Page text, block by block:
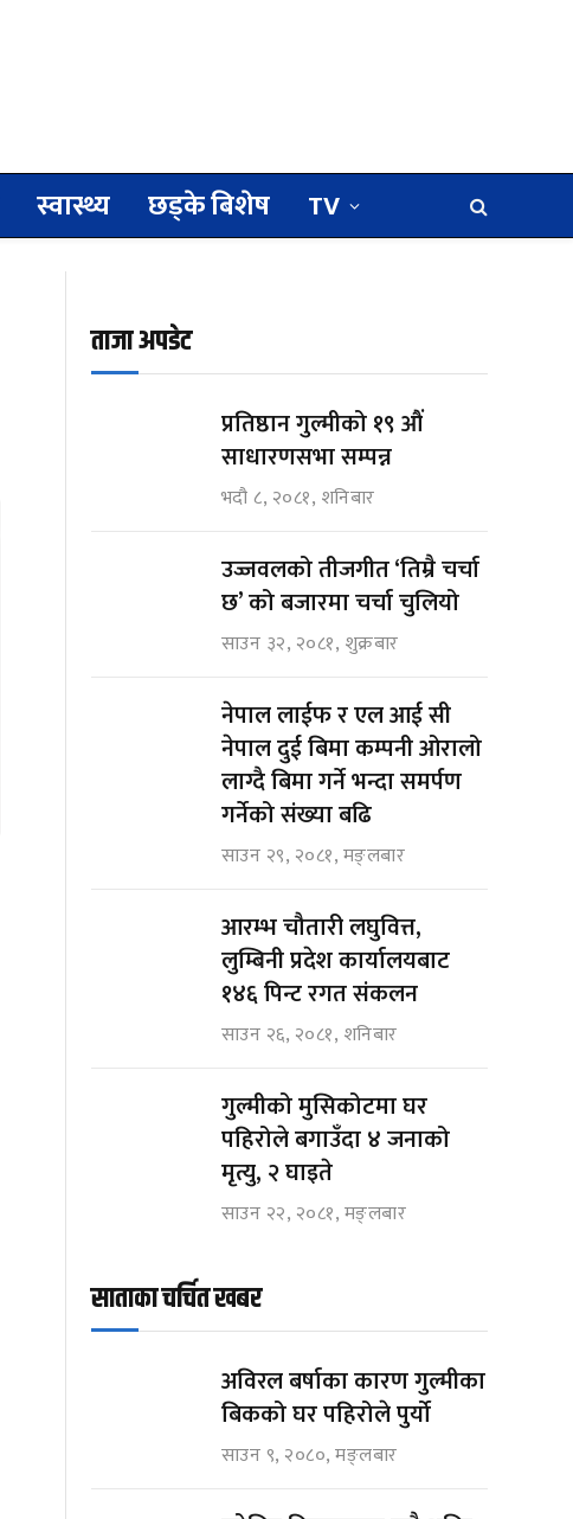
स्वास्थ्य छड्के बिशेष TV
ताजा अपडेट
प्रतिष्ठान गुल्मीको १९ औं
साधारणसभा सम्पन्न
भदौ ८, २०८१, शनिबार
उज्जवलको तीजगीत ‘तिम्रै चर्चा
छ’ को बजारमा चर्चा चुलियो
साउन ३२, २०८१, शुक्रबार
नेपाल लाईफ र एल आई सी
नेपाल दुई बिमा कम्पनी ओरालो
लाग्दै बिमा गर्ने भन्दा समर्पण
गर्नेको संख्या बढि
साउन २९, २०८१, मङ्लबार
आरम्भ चौतारी लघुवित्त,
लुम्बिनी प्रदेश कार्यालयबाट
१४६ पिन्ट रगत संकलन
साउन २६, २०८१, शनिबार
गुल्मीको मुसिकोटमा घर
पहिरोले बगाउँदा ४ जनाको
मृत्यु, २ घाइते
साउन २२, २०८१, मङ्लबार
साताका चर्चित खबर
अविरल बर्षाका कारण गुल्मीका
बिकको घर पहिरोले पुर्यो
साउन ९, २०८०, मङ्लबार